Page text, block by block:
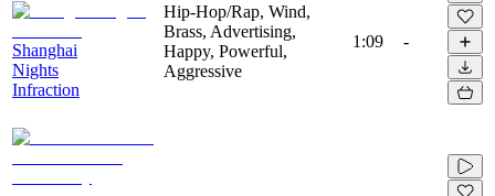
Shanghai
Nights
Infraction
Hip-Hop/Rap, Wind,
Brass, Advertising,
Happy, Powerful,
Aggressive
1:09 -